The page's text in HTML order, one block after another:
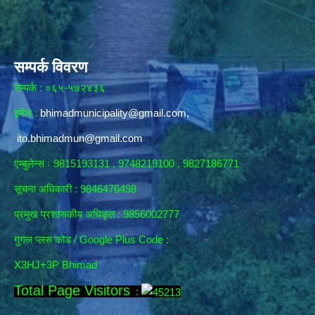
सम्पर्क विवरण
सम्पर्क : ०६५-५७२४३६
इमेल : bhimadmunicipality@gmail.com,
ito.bhimadmun@gmail.com
एम्बुलेन्स ः 9815193131 , 9748219100 , 9827186771
सूचना अधिकारी : 9846476498
प्रमुख प्रशासकीय अधिकृत : 9856002777
गुगल प्लस कोड / Google Plus Code :
X3HJ+3P Bhimad
Total Page Visitors :